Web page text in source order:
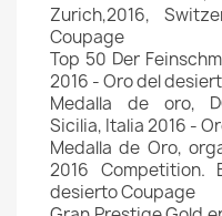
Zurich,2016,
Coupage
Top 50 Der
2016 - Oro del
Medalla de oro,
Sicilia, Italia 2016 -
Medalla de Oro,
2016
desierto Coupage